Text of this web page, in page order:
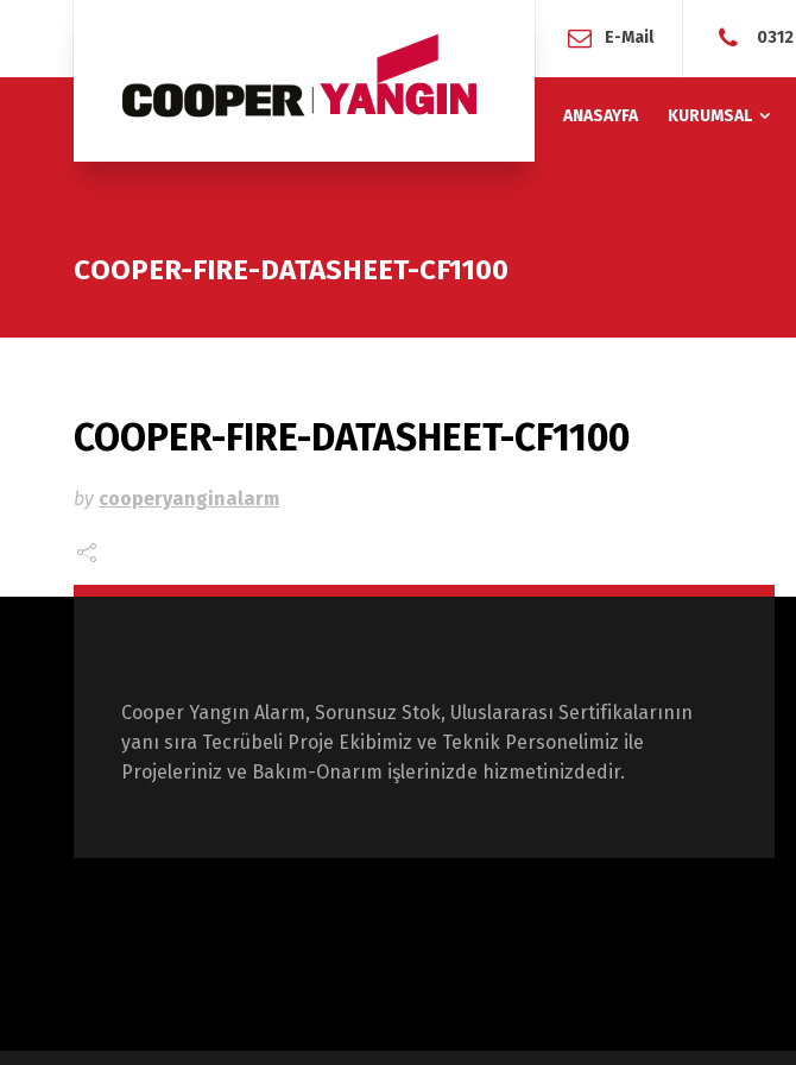
E-Mail
ANASAYFA KURUMSAL
COOPER-FIRE-DATASHEET-CF1100
COOPER-FIRE-DATASHEET-CF1100
by cooperyanginalarm
Cooper Yangın Alarm, Sorunsuz Stok, Uluslararası Sertifikalarının
yanı sıra Tecrübeli Proje Ekibimiz ve Teknik Personelimiz ile
Projeleriniz ve Bakım-Onarım işlerinizde hizmetinizdedir.